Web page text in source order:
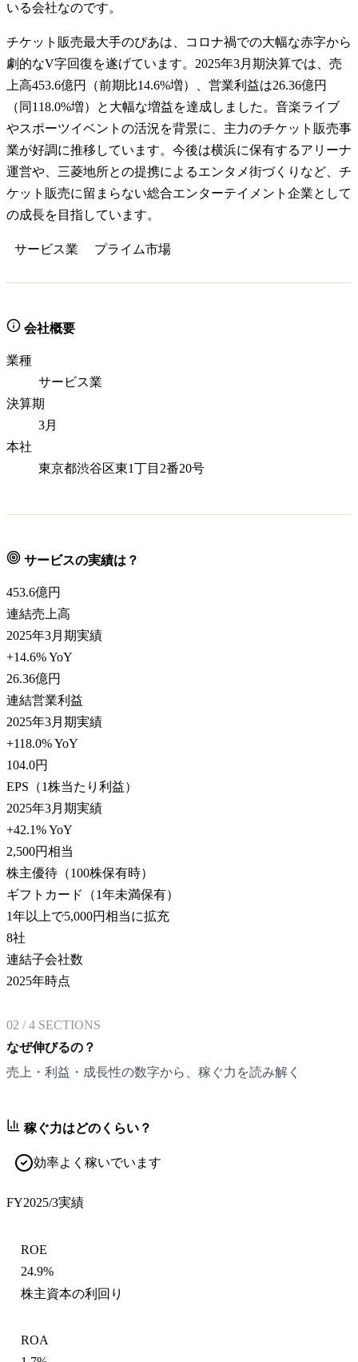
いる会社なのです。
チケット販売最大手のぴあは、コロナ禍での大幅な赤字から
劇的なV字回復を遂げています。2025年3月期決算では、売
上高453.6億円（前期比14.6%増）、営業利益は26.36億円
（同118.0%増）と大幅な増益を達成しました。音楽ライブ
やスポーツイベントの活況を背景に、主力のチケット販売事
業が好調に推移しています。今後は横浜に保有するアリーナ
運営や、三菱地所との提携によるエンタメ街づくりなど、チ
ケット販売に留まらない総合エンターテイメント企業として
の成長を目指しています。
サービス業 プライム市場
会社概要
業種
サービス業
決算期
3月
本社
東京都渋谷区東1丁目2番20号
サービスの実績は？
453.6億円
連結売上高
2025年3月期実績
+14.6% YoY
26.36億円
連結営業利益
2025年3月期実績
+118.0% YoY
104.0円
EPS（1株当たり利益）
2025年3月期実績
+42.1% YoY
2,500円相当
株主優待（100株保有時）
ギフトカード（1年未満保有）
1年以上で5,000円相当に拡充
8社
連結子会社数
2025年時点
02 /4 SECTIONS
なぜ伸びるの？
売上・利益・成長性の数字から、稼ぐ力を読み解く
稼ぐ力はどのくらい？
効率よく稼いでいます
FY2025/3実績
ROE
24.9%
株主資本の利回り
ROA